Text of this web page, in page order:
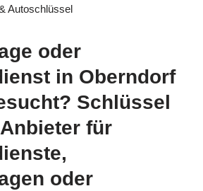
Autoschlüssel
oder
in Oberndorf
Schlüssel
für
oder